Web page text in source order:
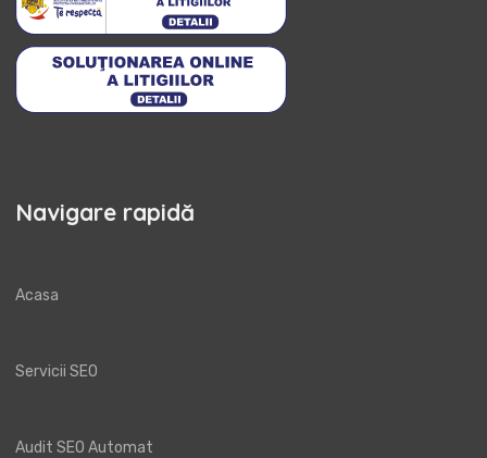
Navigare rapidă
Acasa
Servicii SEO
Audit SEO Automat